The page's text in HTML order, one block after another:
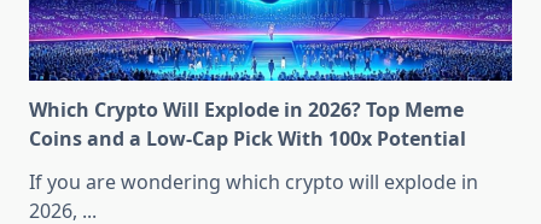
Which Crypto Will Explode in 2026? Top Meme
Coins and a Low-Cap Pick With 100x Potential
If you are wondering which crypto will explode in
2026, ...